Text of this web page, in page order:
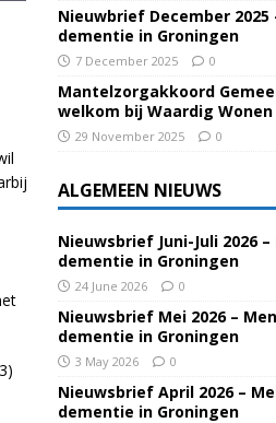
Nieuwbrief December 2025
dementie in Groningen
7 December 2025 0
Mantelzorgakkoord
welkom bij Waardig Wonen
29 November 2025 0
ALGEMEEN NIEUWS
Nieuwsbrief Juni-Juli 2026
dementie in Groningen
24 June 2026 0
Nieuwsbrief Mei 2026 –
dementie in Groningen
3 May 2026 0
Nieuwsbrief April 2026 –
dementie in Groningen